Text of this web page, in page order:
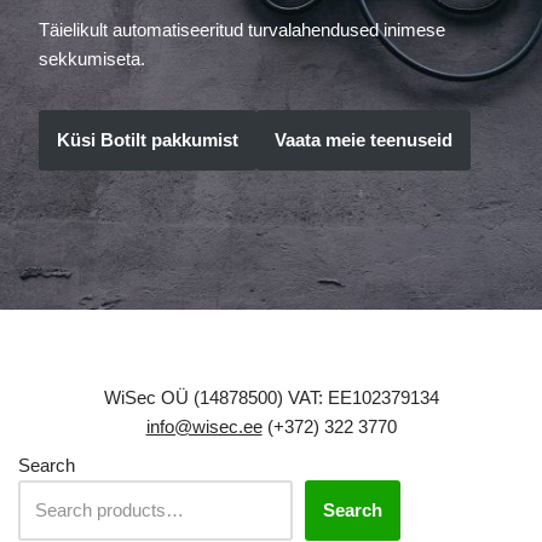
Täielikult automatiseeritud turvalahendused inimese
sekkumiseta.
Küsi Botilt pakkumist Vaata meie teenuseid
WiSec OÜ (14878500) VAT: EE102379134
info@wisec.ee(+372) 322 3770
Search
Search